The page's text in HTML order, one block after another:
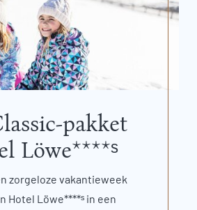
pakket
Löwe****ˢ
zorgeloze vakantieweek
Hotel Löwe****ˢ in een